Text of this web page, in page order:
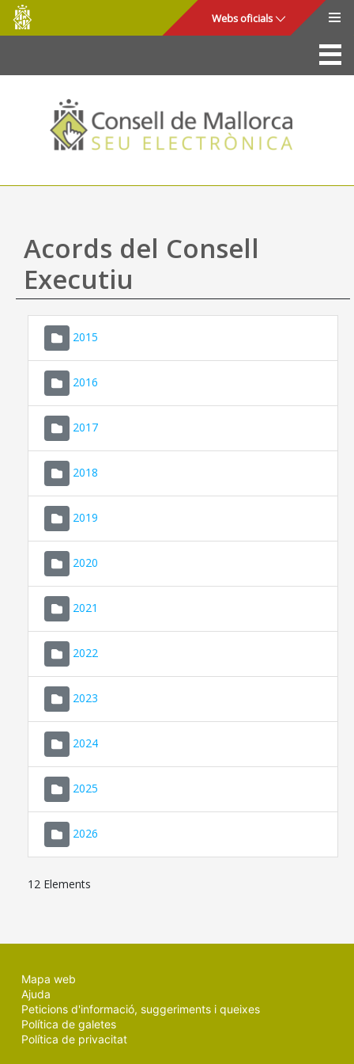
Salta al contingut principal
Consell
de
Mallorca
Webs oficials
La Seu
Consell de Mallorca
Accés i seguretat
Utilitats
Ajuda
Acords del Consell
Executiu
2015
2016
2017
2018
2019
2020
2021
2022
2023
2024
2025
2026
12 Elements
Mapa web
Ajuda
Peticions d'informació, suggeriments i queixes
Política de galetes
Política de privacitat